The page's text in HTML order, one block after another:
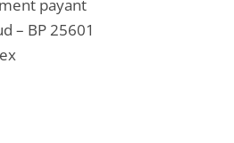
payant
– BP 25601